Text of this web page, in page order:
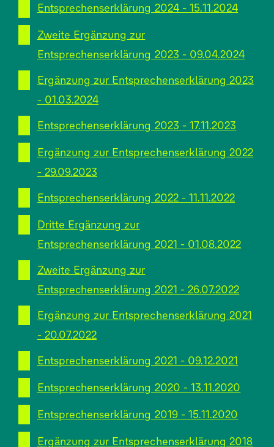
Entsprechenserklärung 2024 - 15.11.2024
Zweite Ergänzung zur
Entsprechenserklärung 2023 - 09.04.2024
Ergänzung zur Entsprechenserklärung 2023
- 01.03.2024
Entsprechenserklärung 2023 - 17.11.2023
Ergänzung zur Entsprechenserklärung 2022
- 29.09.2023
Entsprechenserklärung 2022 - 11.11.2022
Dritte Ergänzung zur
Entsprechenserklärung 2021 - 01.08.2022
Zweite Ergänzung zur
Entsprechenserklärung 2021 - 26.07.2022
Ergänzung zur Entsprechenserklärung 2021
- 20.07.2022
Entsprechenserklärung 2021 - 09.12.2021
Entsprechenserklärung 2020 - 13.11.2020
Entsprechenserklärung 2019 - 15.11.2020
Ergänzung zur Entsprechenserklärung 2018